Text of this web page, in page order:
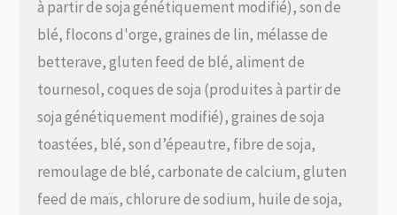
à partir de soja génétiquement modifié), son de
blé, flocons d'orge, graines de lin, mélasse de
betterave, gluten feed de blé, aliment de
tournesol, coques de soja (produites à partir de
soja génétiquement modifié), graines de soja
toastées, blé, son d’épeautre, fibre de soja,
remoulage de blé, carbonate de calcium, gluten
feed de maïs, chlorure de sodium, huile de soja,